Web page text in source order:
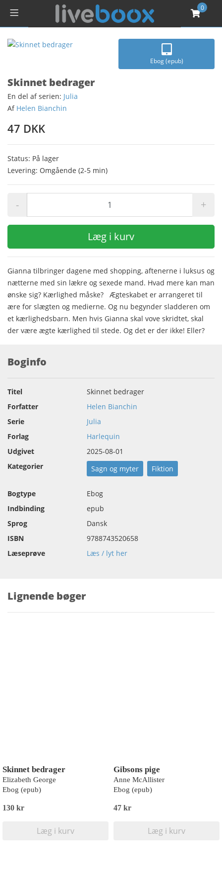
0
Ebog (epub)
Skinnet bedrager
En del af serien: Julia
Af Helen Bianchin
47 DKK
Status: På lager
Levering: Omgående (2-5 min)
- +
Læg i kurv
Gianna tilbringer dagene med shopping, aftenerne i luksus og
nætterne med sin lækre og sexede mand. Hvad mere kan man
ønske sig? Kærlighed måske? Ægteskabet er arrangeret til
ære for slægten og medierne. Og nu begynder sladderen om
et kærlighedsbarn. Men hvis Gianna skal vove skridtet, skal
der være ægte kærlighed til stede. Og det er der ikke! Eller?
Boginfo
Titel
Skinnet bedrager
Forfatter
Helen Bianchin
Serie
Julia
Forlag
Harlequin
Udgivet
2025-08-01
Kategorier
Sagn og myter Fiktion
Bogtype
Ebog
Indbinding
epub
Sprog
Dansk
ISBN
9788743520658
Læseprøve
Læs / lyt her
Lignende bøger
Skinnet bedrager
Elizabeth George
Ebog (epub)
130 kr
Læg i kurv
Gibsons pige
Anne McAllister
Ebog (epub)
47 kr
Læg i kurv